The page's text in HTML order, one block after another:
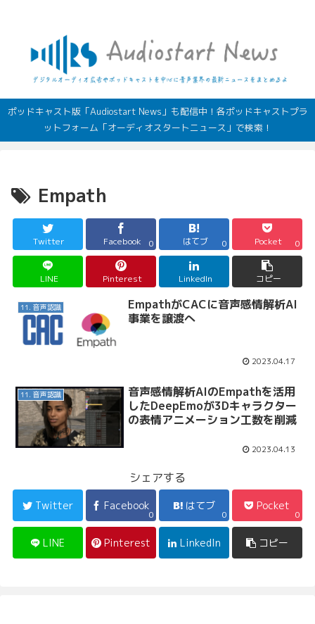
ポッドキャスト版「Audiostart News」も配信中！各ポッドキャストプラ
ットフォーム「オーディオスタートニュース」で検索！
Empath
Twitter Facebook 0 はてブ 0 Pocket 0
LINE Pinterest LinkedIn コピー
11. 音声認識
EmpathがCACに音声感情解析AI
事業を譲渡へ
2023.04.17
11. 音声認識
音声感情解析AIのEmpathを活用
したDeepEmoが3Dキャラクター
の表情アニメーション工数を削減
2023.04.13
シェアする
Twitter Facebook
0
はてブ
0
Pocket
0
LINE Pinterest LinkedIn コピー